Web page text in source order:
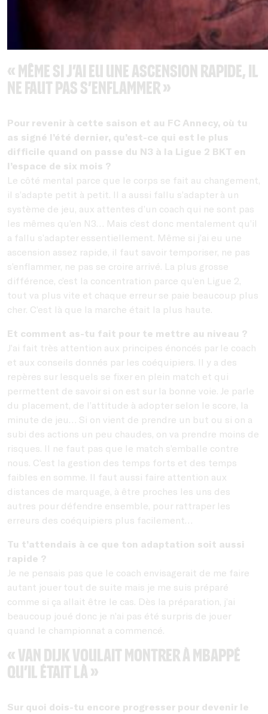
« Même si j’ai eu une ascension rapide, il
ne faut pas s’enflammer »
Pour revenir à cette saison et au FC Annecy, où tu
as signé l’été dernier, qu’est-ce qui est le plus
difficile quand on passe du N3 à la Ligue 2 BKT en
l’espace de six mois ?
Le côté mental parce que le corps se fait au changement,
il s’adapte petit à petit. Il a aussi fallu s’adapter à un
système de jeu, aux attentes d’un coach qui ne sont pas
les mêmes qu’en N3… Mais c’est donc mentalement qu’il
a fallu s’adapter essentiellement. Même si j’ai eu une
ascension assez rapide, il faut savoir temporiser, ne pas
s’enflammer, ne pas se croire arrivé. La plus grosse
différence, c’est la concentration parce qu’en Ligue 2,
tout va plus vite et chaque erreur se paie beaucoup plus
cher. C’est là que la marche était la plus haute.
Et comment as-tu fait pour te mettre au niveau ?
J’ai fait très attention aux principes énoncés par le coach
et aux conseils donnés par les coéquipiers. Il y a des
repères sur lesquels se fixer en plein match et qui
permettent de savoir si on est sur la bonne voie. Je parle
du placement, de l’attitude à adopter selon le score, la
minute de jeu… Si on vient de prendre un but ou si on a
subi des actions un peu chaudes, on va prendre moins de
risques. Il ne faut pas que le match s’emballe contre
nous. C’est la gestion des temps forts et des temps
faibles en somme. Il faut aussi faire attention aux
distances de marquage, à être proches les uns des
autres pour défendre ensemble, pour rattraper les
erreurs des coéquipiers plus facilement…
Tu t’attendais à ce que ton adaptation soit aussi
rapide ?
Je ne pensais pas que le coach envisagerait de me faire
autant jouer tout de suite mais je me suis préparé
comme si ça allait être le cas. Dès la préparation, j’ai
beaucoup joué donc je n’ai pas été surpris de jouer
quand le championnat a commencé.
« van Dijk voulait montrer à Mbappé
qu’il était là »
Sur quoi dois-tu encore progresser pour devenir le